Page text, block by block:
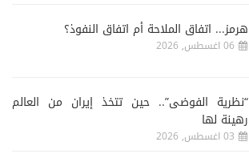
هرمز... اتفاق الملاحة أم اتفاق النفوذ؟
06 اغسطس, 2026
“نظرية الفوضى”.. حين تتخذ إيران من العالم
رهينة لها
03 اغسطس, 2026